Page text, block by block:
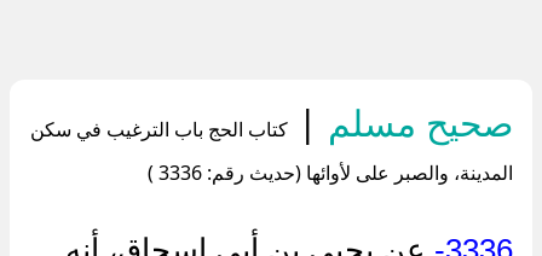
صحيح مسلم |
كتاب الحج باب الترغيب في سكن
المدينة، والصبر على لأوائها (حديث رقم: 3336 )